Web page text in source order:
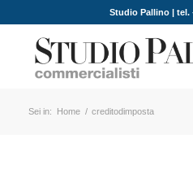
Studio Pallino | tel.
Sei in: Home / creditodimposta